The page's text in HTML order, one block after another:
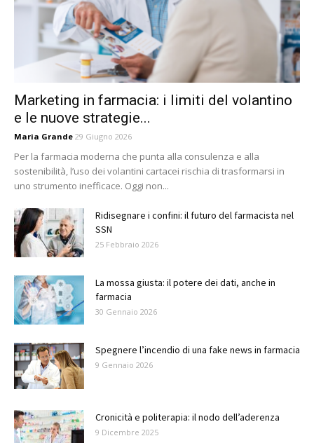
Marketing in farmacia: i limiti del volantino
e le nuove strategie...
Maria Grande 29 Giugno 2026
Per la farmacia moderna che punta alla consulenza e alla
sostenibilità, l’uso dei volantini cartacei rischia di trasformarsi in
uno strumento inefficace. Oggi non...
Ridisegnare i confini: il futuro del farmacista nel
SSN
25 Febbraio 2026
La mossa giusta: il potere dei dati, anche in
farmacia
30 Gennaio 2026
Spegnere l’incendio di una fake news in farmacia
9 Gennaio 2026
Cronicità e politerapia: il nodo dell’aderenza
9 Dicembre 2025